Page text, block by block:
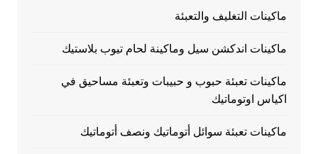
ماكينات التغليف والتعبئة
ماكينات اندكشن سيل وماكينة لحام تيوب بلاستيك
ماكينات تعبئة حبوب و حبيبات وتعبئة مساحيق في
اكياس اوتوماتيك
ماكينات تعبئة سوائل أتوماتيك ونصف أتوماتيك